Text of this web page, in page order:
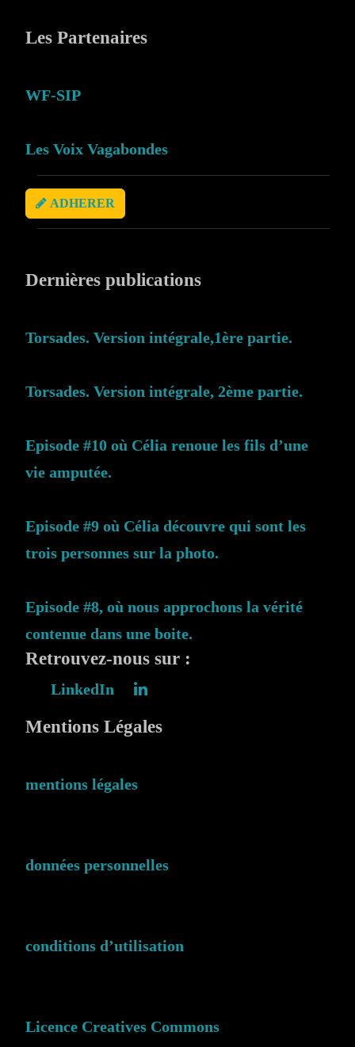
Les Partenaires
WF-SIP
Les Voix Vagabondes
ADHERER
Dernières publications
Torsades. Version intégrale,1ère partie.
Torsades. Version intégrale, 2ème partie.
Episode #10 où Célia renoue les fils d’une
vie amputée.
Episode #9 où Célia découvre qui sont les
trois personnes sur la photo.
Episode #8, où nous approchons la vérité
contenue dans une boite.
Retrouvez-nous sur :
LinkedIn
Mentions Légales
mentions légales
données personnelles
conditions d’utilisation
Licence Creatives Commons